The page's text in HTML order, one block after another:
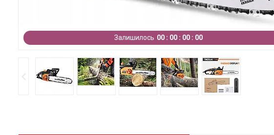
Залишилось 00 00 00 00